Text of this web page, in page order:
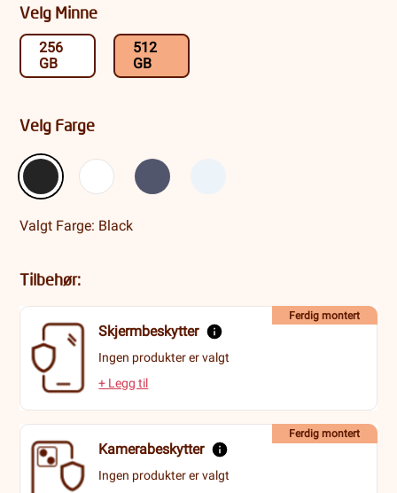
Velg Minne
256
GB
512
GB
Velg Farge
Valgt Farge: Black
Tilbehør:
Skjermbeskytter
Ingen produkter er valgt
Ferdig montert
+ Legg til
Kamerabeskytter
Ingen produkter er valgt
Ferdig montert